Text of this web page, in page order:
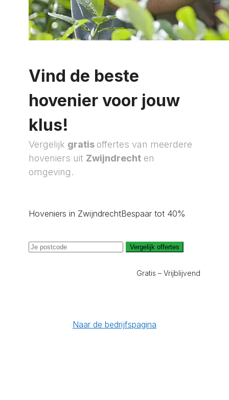
Vind de beste
hovenier voor jouw
klus!
Vergelijk gratis offertes van meerdere
hoveniers uit Zwijndrecht en
omgeving.
Hoveniers in ZwijndrechtBespaar tot 40%
Vergelijk offertes
Gratis – Vrijblijvend
Naar de bedrijfspagina